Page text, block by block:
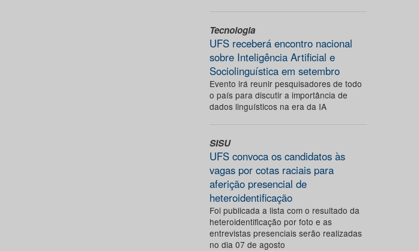
Tecnologia
UFS receberá encontro nacional
sobre Inteligência Artificial e
Sociolinguística em setembro
Evento irá reunir pesquisadores de todo
o país para discutir a importância de
dados linguísticos na era da IA
SISU
UFS convoca os candidatos às
vagas por cotas raciais para
aferição presencial de
heteroidentificação
Foi publicada a lista com o resultado da
heteroidentificação por foto e as
entrevistas presenciais serão realizadas
no dia 07 de agosto